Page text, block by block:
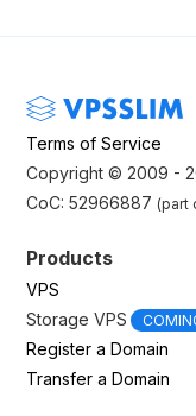
Terms of Service
Copyright © 2009 -
CoC: 52966887 (part
Products
VPS
Storage VPS
Register a Domain
Transfer a Domain